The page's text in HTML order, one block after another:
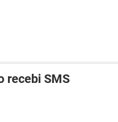
recebi SMS